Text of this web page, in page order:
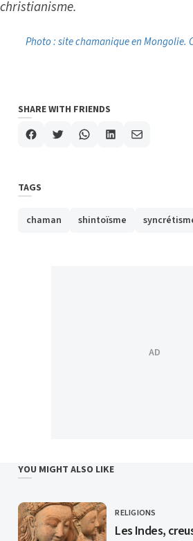
christianisme.
Photo : site chamanique en Mongolie.
SHARE WITH FRIENDS
TAGS
chaman shintoïsme
YOU MIGHT ALSO LIKE
CATEGORY
RELIGIONS
Les Indes,